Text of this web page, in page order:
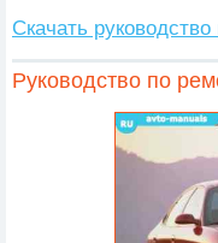
Скачать
Руководство по